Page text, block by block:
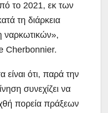
το 2021, εκ των
τη διάρκεια
ναρκωτικών»,
Cherbonnier.
είναι ότι, παρά την
συνεχίζει να
πορεία πράξεων